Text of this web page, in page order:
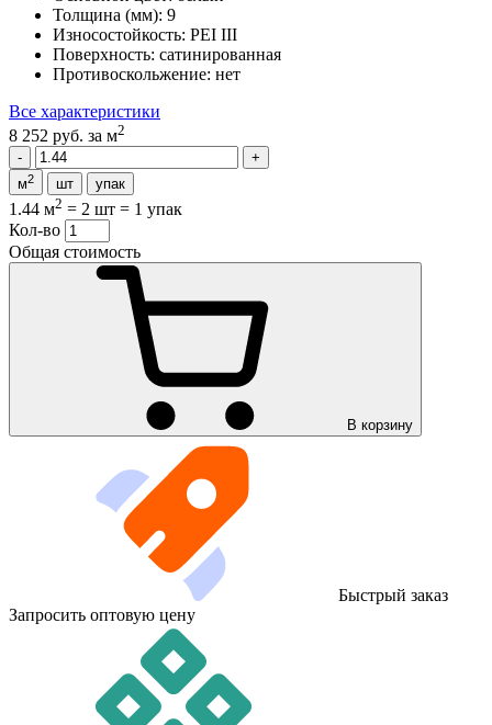
Толщина (мм): 9
Износостойкость: PEI III
Поверхность: сатинированная
Противоскольжение: нет
Все характеристики
8 252 руб. за м2
м2 шт упак
1.44 м2 = 2 шт = 1 упак
Кол-во
Общая стоимость
В корзину
Быстрый заказ
Запросить оптовую цену